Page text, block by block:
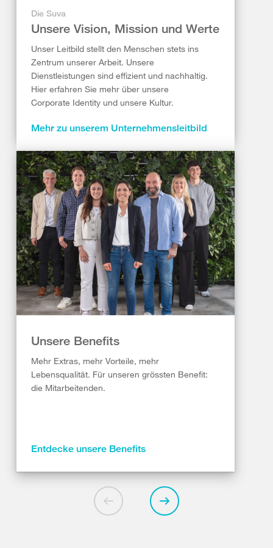
Die Suva
Unsere Vision, Mission und Werte
Unser Leitbild stellt den Menschen stets ins
Zentrum unserer Arbeit. Unsere
Dienstleistungen sind effizient und nachhaltig.
Hier erfahren Sie mehr über unsere
Corporate Identity und unsere Kultur.
Mehr zu unserem Unternehmensleitbild
Unsere Benefits
Mehr Extras, mehr Vorteile, mehr
Lebensqualität. Für unseren grössten Benefit:
die Mitarbeitenden.
Entdecke unsere Benefits